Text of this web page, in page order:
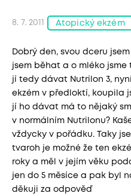
8. 7. 2011 Atopický ekzém
Dobrý den, svou dceru
jsem běhat a o mléko
jí tedy dávat Nutrilon 3,
ekzém v předloktí, koupila
jí ho dávat má to nějaký
v normálním Nutrilonu?
vždycky v pořádku. Taky
tvaroh je možné že ten
roky a měl v jejím věku
jen do 5 měsíce a pak byl
děkuji za odpověď